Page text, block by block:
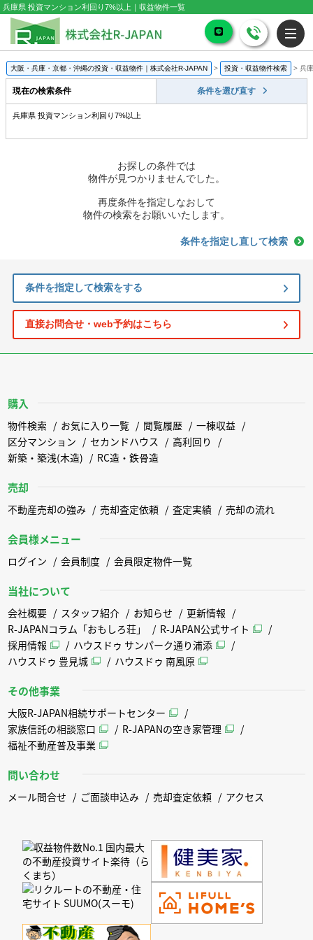
兵庫県 投資マンション利回り7%以上｜収益物件一覧
大阪・兵庫・京都・沖縄の投資・収益物件｜株式会社R-JAPAN > 投資・収益物件検索 > 兵
現在の検索条件 条件を選び直す
兵庫県 投資マンション利回り7%以上
お探しの条件では
物件が見つかりませんでした。
再度条件を指定しなおして
物件の検索をお願いいたします。
条件を指定し直して検索
条件を指定して検索をする
直接お問合せ・web予約はこちら
購入
物件検索 お気に入り一覧 閲覧履歴
一棟収益
区分マンション
セカンドハウス
高利回り
新築・築浅(木造)
RC造・鉄骨造
売却
不動産売却の強み 売却査定依頼 査定実績 売却の流れ
会員様メニュー
ログイン 会員制度 会員限定物件一覧
当社について
会社概要 スタッフ紹介 お知らせ
更新情報
R-JAPANコラム「おもしろ荘」
R-JAPAN公式サイト
採用情報
ハウスドゥ サンパーク通り浦添
ハウスドゥ 豊見城
ハウスドゥ 南風原
その他事業
大阪R-JAPAN相続サポートセンター
家族信託の相談窓口
R-JAPANの空き家管理
福祉不動産普及事業
問い合わせ
メール問合せ ご面談申込み 売却査定依頼 アクセス